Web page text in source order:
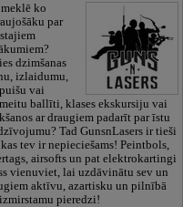
ko
par
dzimšanas
izlaidumu,
vai
ballīti, klases ekskursiju vai
ar draugiem padarīt par īstu
Tad GunsnLasers ir tieši
kas tev ir nepieciešams! Peintbols,
airsofts un pat elektrokartingi
vienuviet, lai uzdāvinātu sev un
aktīvu, azartisku un pilnībā
pieredzi!